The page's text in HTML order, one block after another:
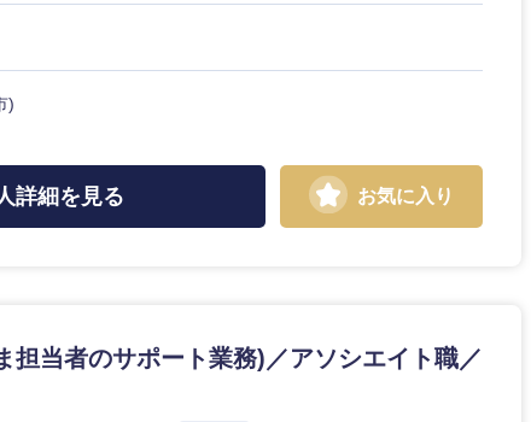
愛知県 三重県
選択する
)
詳細を見る お気に入り
担当者のサポート業務)／アソシエイト職／